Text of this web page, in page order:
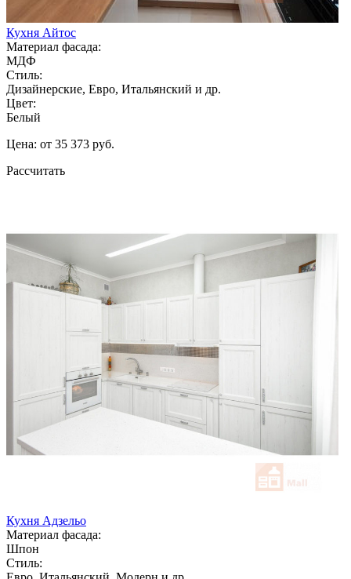
Кухня Айтос
Материал фасада:
МДФ
Стиль:
Дизайнерские, Евро, Итальянский и др.
Цвет:
Белый
Цена: от 35 373 руб.
Рассчитать
Кухня Адзельо
Материал фасада:
Шпон
Стиль: